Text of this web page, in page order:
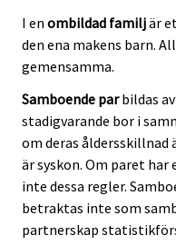
I en ombildad familjär
den ena makens barn.
gemensamma.
Samboende parbildas
stadigvarande bor i
om deras åldersskillnad
är syskon. Om paret
inte dessa regler.
betraktas inte som
partnerskap